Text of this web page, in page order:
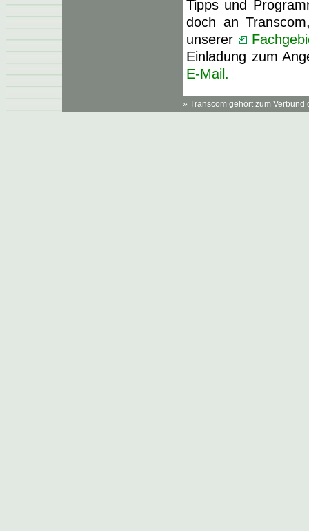
Tipps und
doch an
unserer
Einladung zum
E-Mail.
» Transcom gehört zum Verbund